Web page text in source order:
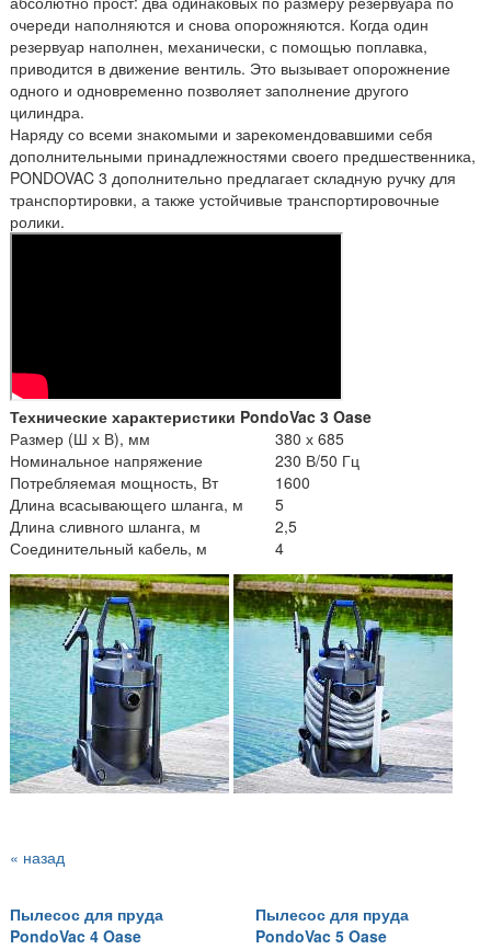
очереди наполняются и снова опорожняются. Когда один
резервуар наполнен, механически, с помощью поплавка,
приводится в движение вентиль. Это вызывает опорожнение
одного и одновременно позволяет заполнение другого
цилиндра.
Наряду со всеми знакомыми и зарекомендовавшими себя
дополнительными принадлежностями своего предшественника,
PONDOVAC 3 дополнительно предлагает складную ручку для
транспортировки, а также устойчивые транспортировочные
ролики.
Технические характеристики PondoVac 3 Oase
Размер (Ш х В), мм
380 х 685
Номинальное напряжение
230 В/50 Гц
Потребляемая мощность, Вт
1600
Длина всасывающего шланга, м
5
Длина сливного шланга, м
2,5
Соединительный кабель, м
4
« назад
Пылесос для пруда
PondoVac 4 Oase
Пылесос для пруда
PondoVac 5 Oase